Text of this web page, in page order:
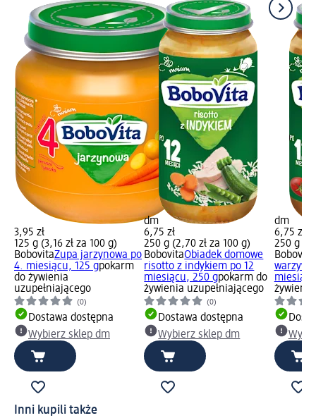
3,95 zł
125 g (3,16 zł za 100 g)
BobovitaZupa jarzynowa po
4. miesiącu, 125 gpokarm
do żywienia
uzupełniającego
(0)
Dostawa dostępna
Wybierz sklep dm
dm
6,75 zł
250 g (2,70 zł za 100 g)
BobovitaObiadek domowe
risotto z indykiem po 12
miesiącu, 250 gpokarm do
żywienia uzupełniającego
(0)
Dostawa dostępna
Wybierz sklep dm
dm
6,75 zł
250 g
Bobovita
Inni kupili także